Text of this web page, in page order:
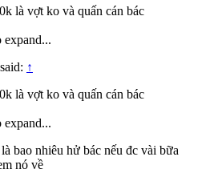
là vợt ko và quấn cán bác
↑
là vợt ko và quấn cán bác
bao nhiêu hử bác nếu đc vài bữa
nó về